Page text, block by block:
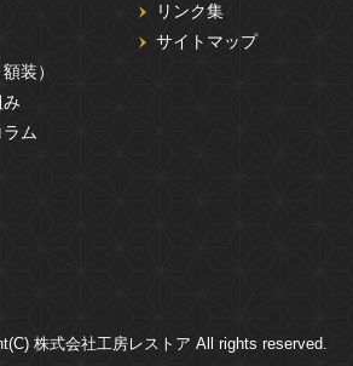
装）
ム
リンク集
サイトマップ
株式会社工房レストア All rights reserved.